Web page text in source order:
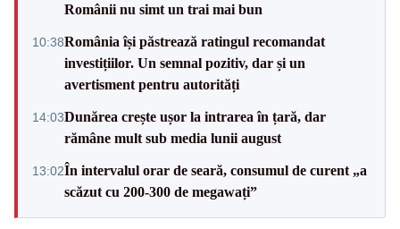
Românii nu simt un trai mai bun
10:38România își păstrează ratingul recomandat
investițiilor. Un semnal pozitiv, dar și un
avertisment pentru autorități
14:03Dunărea crește ușor la intrarea în țară, dar
rămâne mult sub media lunii august
13:02În intervalul orar de seară, consumul de curent „a
scăzut cu 200-300 de megawați”